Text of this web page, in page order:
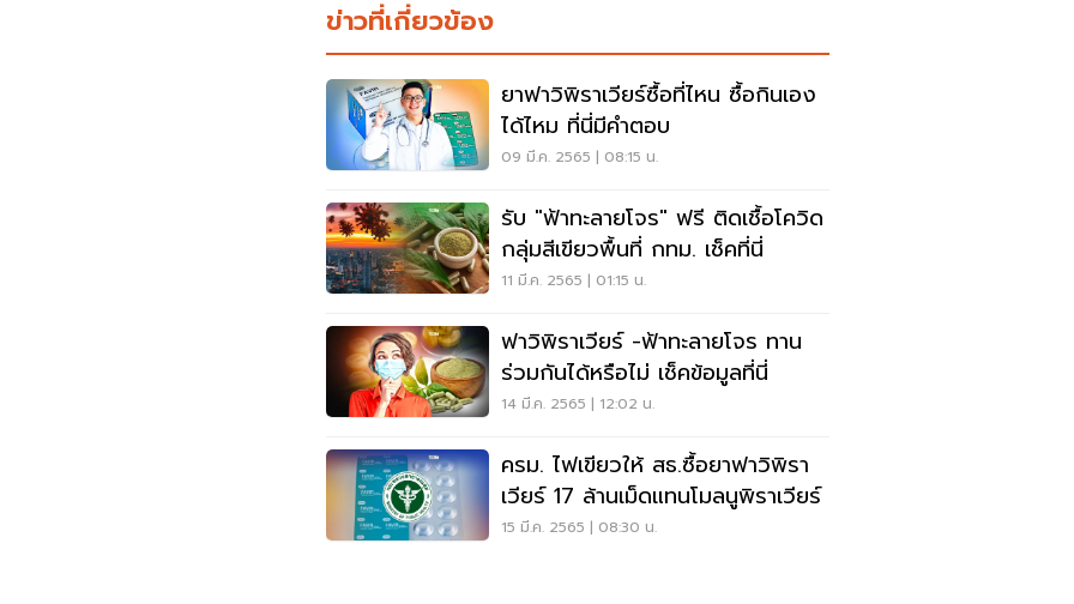
ข่าวที่เกี่ยวข้อง
ยาฟาวิพิราเวียร์ซื้อที่ไหน ซื้อกินเอง
ได้ไหม ที่นี่มีคำตอบ
09 มี.ค. 2565 | 08:15 น.
รับ "ฟ้าทะลายโจร" ฟรี ติดเชื้อโควิด
กลุ่มสีเขียวพื้นที่ กทม. เช็คที่นี่
11 มี.ค. 2565 | 01:15 น.
ฟาวิพิราเวียร์ -ฟ้าทะลายโจร ทาน
ร่วมกันได้หรือไม่ เช็คข้อมูลที่นี่
14 มี.ค. 2565 | 12:02 น.
ครม. ไฟเขียวให้ สธ.ซื้อยาฟาวิพิรา
เวียร์ 17 ล้านเม็ดแทนโมลนูพิราเวียร์
15 มี.ค. 2565 | 08:30 น.